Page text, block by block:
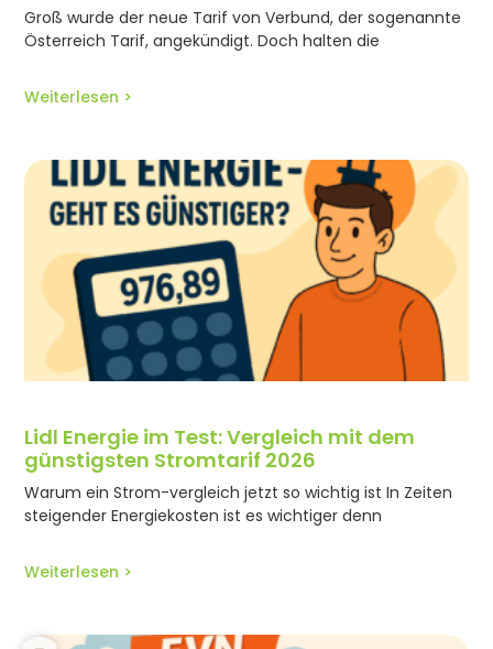
Groß wurde der neue Tarif von Verbund, der sogenannte
Österreich Tarif, angekündigt. Doch halten die
Weiterlesen >
Lidl Energie im Test: Vergleich mit dem
günstigsten Stromtarif 2026
Warum ein Strom-vergleich jetzt so wichtig ist In Zeiten
steigender Energiekosten ist es wichtiger denn
Weiterlesen >